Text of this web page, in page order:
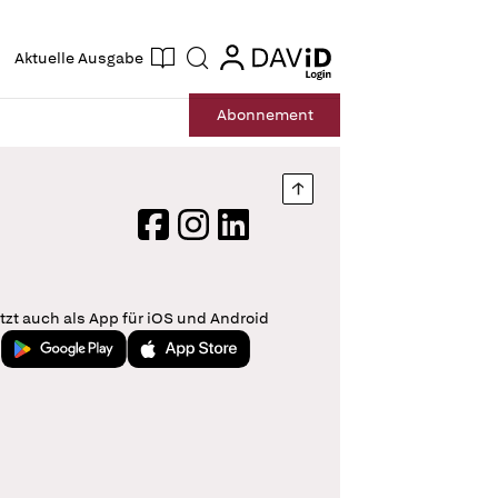
Aktuelle Ausgabe Suche login
login
Abonnement
Nach oben springen
FacebookInstagram
LinkedIn
auch als App für iOS und Android
Jetzt bei Google PlayLaden im App Store